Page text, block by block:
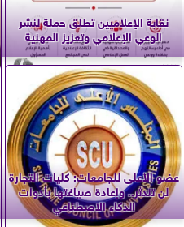
نقابة الإعلاميين تطلق حملة لنشر
الوعي الإعلامي وتعزيز المهنية
عضو الأعلى للجامعات: كليات التجارة
لن تندثر.. وإعادة صياغتها بأدوات
الذكاء الاصطناعي